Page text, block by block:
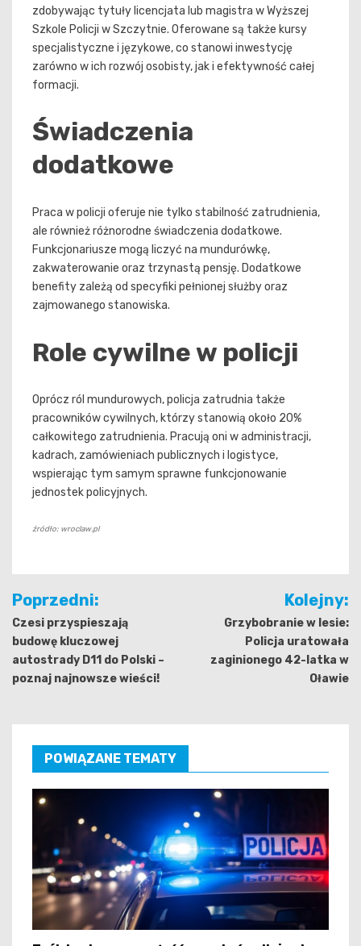
zdobywając tytuły licencjata lub magistra w Wyższej
Szkole Policji w Szczytnie. Oferowane są także kursy
specjalistyczne i językowe, co stanowi inwestycję
zarówno w ich rozwój osobisty, jak i efektywność całej
formacji.
Świadczenia
dodatkowe
Praca w policji oferuje nie tylko stabilność zatrudnienia,
ale również różnorodne świadczenia dodatkowe.
Funkcjonariusze mogą liczyć na mundurówkę,
zakwaterowanie oraz trzynastą pensję. Dodatkowe
benefity zależą od specyfiki pełnionej służby oraz
zajmowanego stanowiska.
Role cywilne w policji
Oprócz ról mundurowych, policja zatrudnia także
pracowników cywilnych, którzy stanowią około 20%
całkowitego zatrudnienia. Pracują oni w administracji,
kadrach, zamówieniach publicznych i logistyce,
wspierając tym samym sprawne funkcjonowanie
jednostek policyjnych.
źródło: wroclaw.pl
Nawigacja
wpisu
Poprzedni:
Czesi przyspieszają
budowę kluczowej
autostrady D11 do Polski –
poznaj najnowsze wieści!
Kolejny:
Grzybobranie w lesie:
Policja uratowała
zaginionego 42-latka w
Oławie
POWIĄZANE TEMATY